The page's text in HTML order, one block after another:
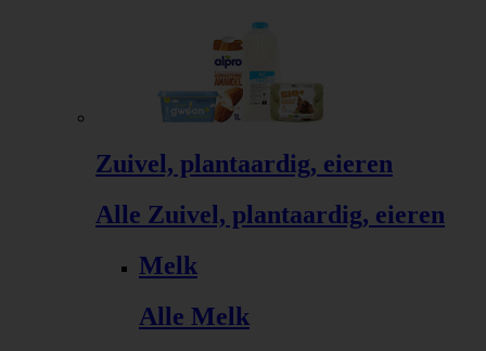
Zuivel, plantaardig, eieren
Alle Zuivel, plantaardig, eieren
Melk
Alle Melk